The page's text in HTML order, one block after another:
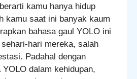
kamu hanya hidup
kamu saat ini banyak kaum
bahasa gaul YOLO ini
hari mereka, salah
Padahal dengan
dalam kehidupan,